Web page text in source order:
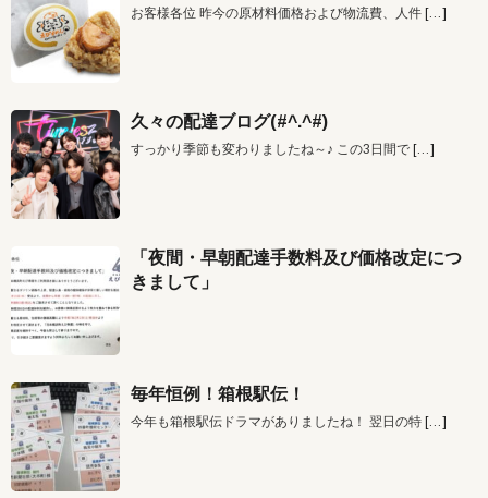
お客様各位 昨今の原材料価格および物流費、人件 […]
久々の配達ブログ(#^.^#)
すっかり季節も変わりましたね～♪ この3日間で […]
「夜間・早朝配達手数料及び価格改定につ
きまして」
毎年恒例！箱根駅伝！
今年も箱根駅伝ドラマがありましたね！ 翌日の特 […]